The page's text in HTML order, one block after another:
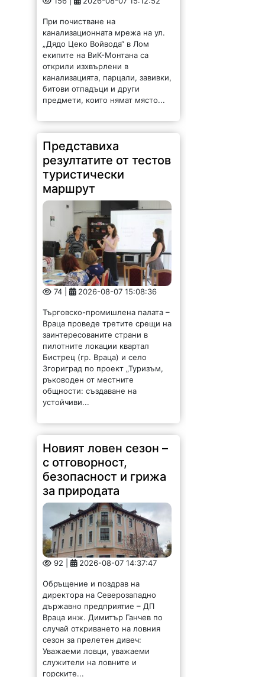
При почистване на
канализационната мрежа на ул.
„Дядо Цеко Войвода“ в Лом
екипите на ВиК-Монтана са
канализацията, парцали, завивки,
битови отпадъци и други
предмети, които нямат място...
Представиха
резултатите от тестов
туристически
маршрут
74 | 2026-08-07 15:08:36
Търговско-промишлена палата –
Враца проведе третите срещи на
заинтересованите страни в
пилотните локации квартал
Бистрец (гр. Враца) и село
Згориград по проект „Туризъм,
ръководен от местните
общности: създаване на
устойчиви...
Новият ловен сезон –
с отговорност,
безопасност и грижа
за природата
92 | 2026-08-07 14:37:47
Обръщение и поздрав на
директора на Северозападно
държавно предприятие – ДП
Враца инж. Димитър Ганчев по
случай откриването на ловния
сезон за прелетен дивеч:
Уважаеми ловци, уважаеми
служители на ловните и
горските...